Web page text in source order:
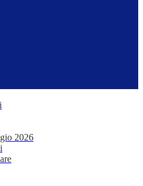
2026